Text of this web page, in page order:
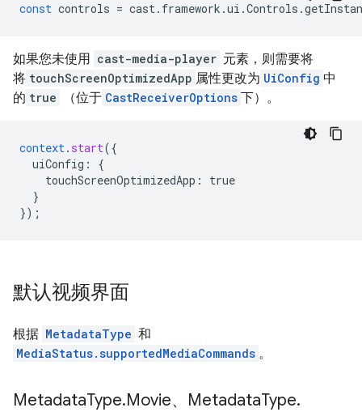
const controls = cast. framework .ui .Controls .
如果您未使用 cast-media-player 元素，则需要将
将 touchScreenOptimizedApp 属性更改为 UiConfig 中
的 true （位于 CastReceiverOptions 下）。
context. start({
uiConfig :
{
touchScreenOptimizedApp :
true
}
});
默认视频界面
根据 MetadataType 和
MediaStatus.supportedMediaCommands 。
MetadataType.Movie、MetadataType.